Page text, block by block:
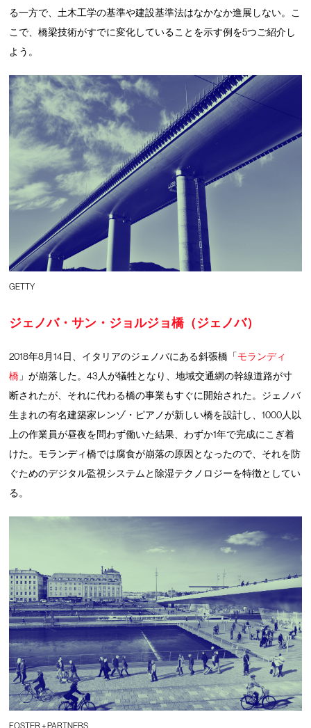
る一方で、土木工学の基準や建設基準法はなかなか進展しない。こ
こで、橋梁技術がすでに変化していることを示す例を5つご紹介し
よう。
GETTY
ジェノバ・サン・ジョルジョ橋（ジェノバ）
2018年8月14日、イタリアのジェノバにある斜張橋「モランディ
橋 」が崩落した。43人が犠牲となり、地域交通網の幹線道路が寸
断されたが、それに代わる橋の事業もすぐに開始された。ジェノバ
生まれの有名建築家レンゾ・ピアノが新しい橋を設計し、1000人以
上の作業員が昼夜を問わず働いた結果、わずか1年で完成にこぎ着
けた。モランディ橋では腐食が崩落の原因となったので、それを防
ぐためのデジタル監視システムと除湿テクノロジーを特徴としてい
る。
FOSTER + PARTNERS